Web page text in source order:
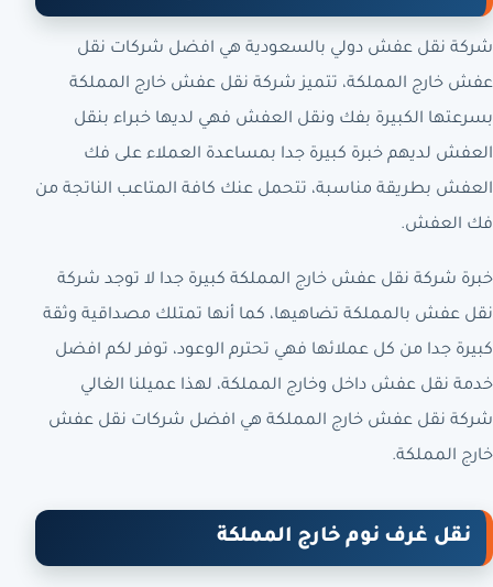
شركة نقل عفش دولي بالسعودية هي افضل شركات نقل
عفش خارج المملكة، تتميز شركة نقل عفش خارج المملكة
بسرعتها الكبيرة بفك ونقل العفش فهي لديها خبراء بنقل
العفش لديهم خبرة كبيرة جدا بمساعدة العملاء على فك
العفش بطريقة مناسبة، تتحمل عنك كافة المتاعب الناتجة من
فك العفش.
خبرة شركة نقل عفش خارج المملكة كبيرة جدا لا توجد شركة
نقل عفش بالمملكة تضاهيها، كما أنها تمتلك مصداقية وثقة
كبيرة جدا من كل عملائها فهي تحترم الوعود، توفر لكم افضل
خدمة نقل عفش داخل وخارج المملكة، لهذا عميلنا الغالي
شركة نقل عفش خارج المملكة هي افضل شركات نقل عفش
خارج المملكة.
نقل غرف نوم خارج المملكة